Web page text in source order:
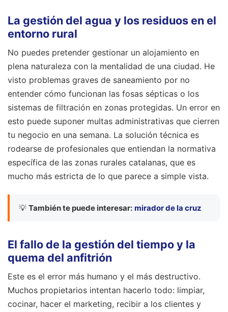
La gestión del agua y los residuos en el
entorno rural
No puedes pretender gestionar un alojamiento en
plena naturaleza con la mentalidad de una ciudad. He
visto problemas graves de saneamiento por no
entender cómo funcionan las fosas sépticas o los
sistemas de filtración en zonas protegidas. Un error en
esto puede suponer multas administrativas que cierren
tu negocio en una semana. La solución técnica es
rodearse de profesionales que entiendan la normativa
específica de las zonas rurales catalanas, que es
mucho más estricta de lo que parece a simple vista.
💡 También te puede interesar: mirador de la cruz
El fallo de la gestión del tiempo y la
quema del anfitrión
Este es el error más humano y el más destructivo.
Muchos propietarios intentan hacerlo todo: limpiar,
cocinar, hacer el marketing, recibir a los clientes y